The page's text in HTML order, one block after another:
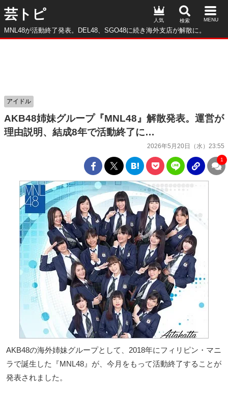
芸トピ
MNL48が活動終了発表。DEL48、SGO48に続き海外支店が解散に。
人気
AKB48姉妹グループ『MNL48』解散発表。運営が
理由説明、結成8年で活動終了に…
2026年5月20日（水）23:55
アイドル
1
AKB48の海外姉妹グループとして、2018年にフィリピン・マニ
ラで誕生した『MNL48』が、今月をもって活動終了することが
発表されました。